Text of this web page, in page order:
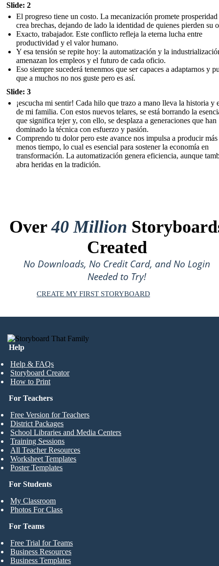
Slide: 2
El progreso tiene un costo. La mecanización promete
crea brechas, dejando de lado la identidad de quienes pierden su
Exacto, trabajador. Este conflicto refleja la eterna lucha entre
productividad y el valor humano.
Y esa tensión se repite hoy: la automatización y la
amenazan los empleos y el futuro de cada oficio.
Eso siempre sucederá tenenmos que ser capaces a adaptarnos y
que a muchos no nos guste pero es así.
Slide: 3
¡escucha mi sentir! Cada hilo que trazo a mano lleva la historia y
de mi familia. Con estos nuevos telares, se está borrando la
que significa tejer y, con ello, se desplaza a generaciones que han
dominado la técnica con esfuerzo y pasión.
Comprendo tu dolor pero este avance nos impulsa a producir más
menos tiempo, lo cual es esencial para sostener la economía en
transformación. La automatización genera eficiencia, aunque
abra heridas en la tradición.
Over40 Million
Created
No Downloads, No Credit Card, and No Login
Needed to Try!
CREATE MY FIRST STORYBOARD
Help
Help & FAQs
Storyboard Creator
How to Print
For Students
My Classroom
Photos For Class
For Teachers
Free Version for Teachers
District Packages
School Libraries and Media Centers
Training Sessions
All Teacher Resources
Worksheet Templates
Poster Templates
For Teams
Free Trial for Teams
Business Resources
Business Templates